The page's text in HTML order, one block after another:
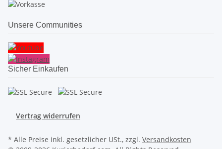
Unsere Communities
Sicher Einkaufen
Vertrag widerrufen
* Alle Preise inkl. gesetzlicher USt., zzgl. Versandkosten